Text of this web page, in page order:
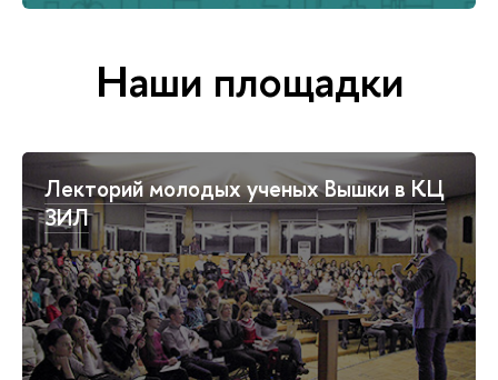
Наши площадки
Лекторий молодых ученых Вышки в КЦ
ЗИЛ